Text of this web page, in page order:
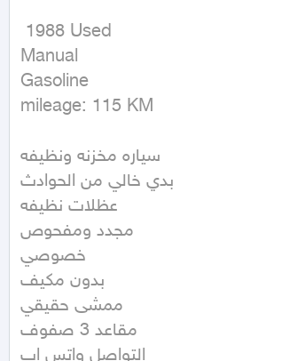
Manual
Gasoline
mileage: 115 KM
سياره مخزنه ونظيفه
بدي خالي من الحوادث
عظلات نظيفه
مجدد ومفحوص
خصوصي
بدون مكيف
ممشى حقيقي
مقاعد 3 صفوف
التواصل واتس اب